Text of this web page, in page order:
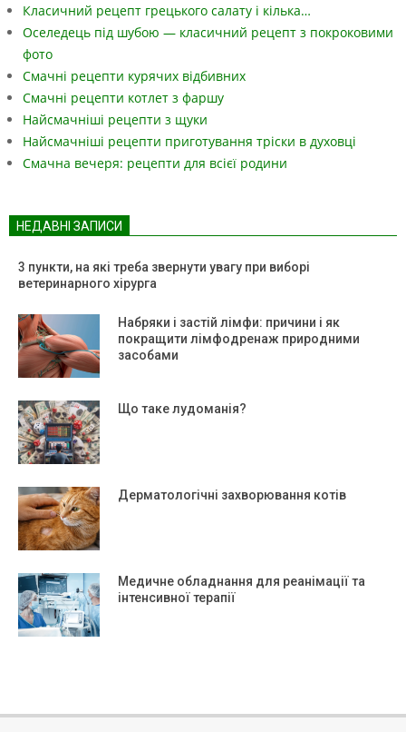
Класичний рецепт грецького салату і кілька…
Оселедець під шубою — класичний рецепт з покроковими
фото
Смачні рецепти курячих відбивних
Смачні рецепти котлет з фаршу
Найсмачніші рецепти з щуки
Найсмачніші рецепти приготування тріски в духовці
Смачна вечеря: рецепти для всієї родини
НЕДАВНІ ЗАПИСИ
3 пункти, на які треба звернути увагу при виборі
ветеринарного хірурга
Набряки і застій лімфи: причини і як
покращити лімфодренаж природними
засобами
Що таке лудоманія?
Дерматологічні захворювання котів
Медичне обладнання для реанімації та
інтенсивної терапії